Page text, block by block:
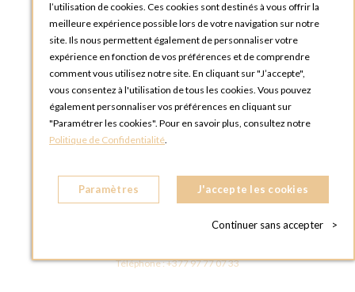
Rue du Clos Tellier
76800 Saint-Etienne-du-Rouvray
FRANCE
Téléphone :+33 2 35 08 38 53
OPTIONS TOULOUSE
6 rue Gaye Marie, ZAC de Saint-Martin du Touch
31300 Toulouse
FRANCE
OPTIONS MC
Téléphone :+377 97 77 07 33
l’utilisation de cookies. Ces cookies sont destinés à vous offrir la
meilleure expérience possible lors de votre navigation sur notre
site. Ils nous permettent également de personnaliser votre
expérience en fonction de vos préférences et de comprendre
comment vous utilisez notre site. En cliquant sur "J’accepte",
vous consentez à l'utilisation de tous les cookies. Vous pouvez
également personnaliser vos préférences en cliquant sur
"Paramétrer les cookies". Pour en savoir plus, consultez notre
Politique de Confidentialité.
Paramètres J'accepte les cookies
Continuer sans accepter >